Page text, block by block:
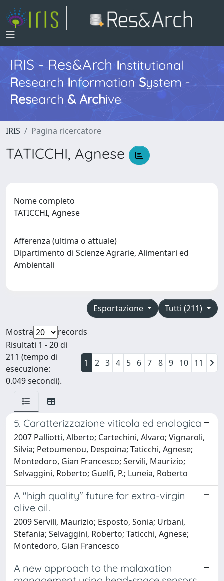
IRIS - Res&ArchInstitutional
Research InformationSystem -
Research & Archive
IRIS Pagina ricercatore
TATICCHI, Agnese
Nome completo
TATICCHI, Agnese
Afferenza (ultima o attuale)
Dipartimento di Scienze Agrarie, Alimentari ed
Ambientali
Tutti (211)
Esportazione
Mostra
records
Risultati 1 - 20 di
211 (tempo di
esecuzione:
0.049 secondi).
1 2 3 4 5 6 7 8 9 10 11
5. Caratterizzazione viticola ed enologica
2007 Palliotti, Alberto; Cartechini, Alvaro; Vignaroli,
Silvia; Petoumenou, Despoina; Taticchi, Agnese;
Montedoro, Gian Francesco; Servili, Maurizio;
Selvaggini, Roberto; Guelfi, P.; Luneia, Roberto
A "high quality" future for extra-virgin
olive oil.
2009 Servili, Maurizio; Esposto, Sonia; Urbani,
Stefania; Selvaggini, Roberto; Taticchi, Agnese;
Montedoro, Gian Francesco
A new approach to the malaxation